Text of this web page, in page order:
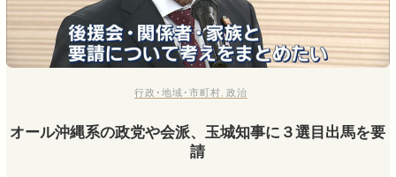
行政･地域･市町村 ,政治
オール沖縄系の政党や会派、玉城知事に３選目出馬を要
請